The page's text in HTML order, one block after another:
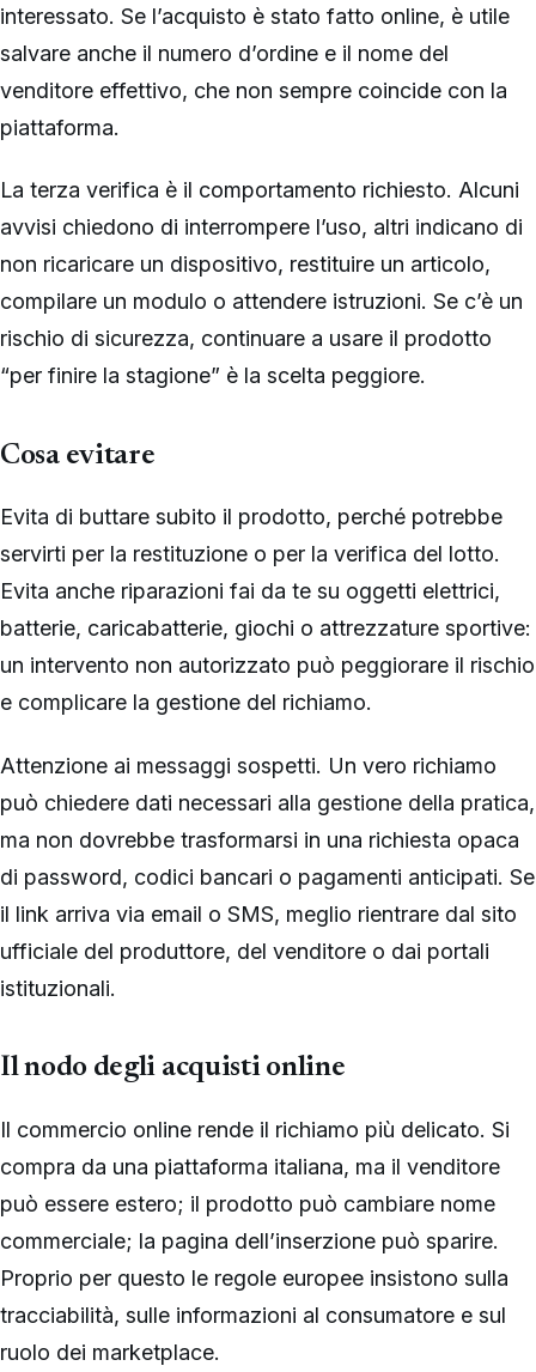
interessato. Se l’acquisto è stato fatto online, è utile
salvare anche il numero d’ordine e il nome del
venditore effettivo, che non sempre coincide con la
piattaforma.
La terza verifica è il comportamento richiesto. Alcuni
avvisi chiedono di interrompere l’uso, altri indicano di
non ricaricare un dispositivo, restituire un articolo,
compilare un modulo o attendere istruzioni. Se c’è un
rischio di sicurezza, continuare a usare il prodotto
“per finire la stagione” è la scelta peggiore.
Cosa evitare
Evita di buttare subito il prodotto, perché potrebbe
servirti per la restituzione o per la verifica del lotto.
Evita anche riparazioni fai da te su oggetti elettrici,
batterie, caricabatterie, giochi o attrezzature sportive:
un intervento non autorizzato può peggiorare il rischio
e complicare la gestione del richiamo.
Attenzione ai messaggi sospetti. Un vero richiamo
può chiedere dati necessari alla gestione della pratica,
ma non dovrebbe trasformarsi in una richiesta opaca
di password, codici bancari o pagamenti anticipati. Se
il link arriva via email o SMS, meglio rientrare dal sito
ufficiale del produttore, del venditore o dai portali
istituzionali.
Il nodo degli acquisti online
Il commercio online rende il richiamo più delicato. Si
compra da una piattaforma italiana, ma il venditore
può essere estero; il prodotto può cambiare nome
commerciale; la pagina dell’inserzione può sparire.
Proprio per questo le regole europee insistono sulla
tracciabilità, sulle informazioni al consumatore e sul
ruolo dei marketplace.